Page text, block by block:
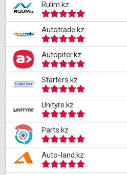
Rulim.kz
Autotrade.kz
Autopiter.kz
Starters.kz
Unityre.kz
Parts.kz
Auto-land.kz